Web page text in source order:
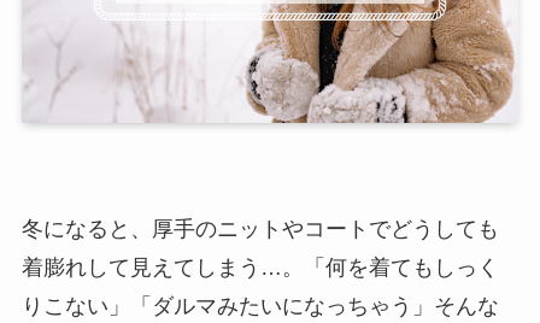
冬になると、厚手のニットやコートでどうしても
着膨れして見えてしまう…。「何を着てもしっく
りこない」「ダルマみたいになっちゃう」そんな